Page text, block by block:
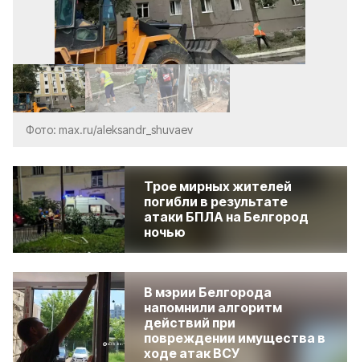
Фото: max.ru/aleksandr_shuvaev
Трое мирных жителей
погибли в результате
атаки БПЛА на Белгород
ночью
В мэрии Белгорода
напомнили алгоритм
действий при
повреждении имущества в
ходе атак ВСУ